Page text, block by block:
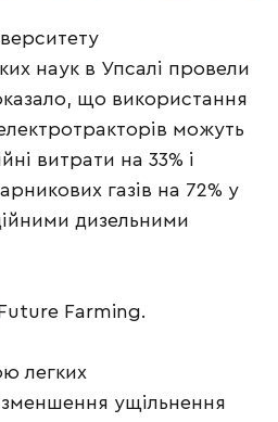
наук в Упсалі провели
що використання
можуть
витрати на 33% і
газів на 72% у
дизельними
Farming.
легких
зменшення ущільнення